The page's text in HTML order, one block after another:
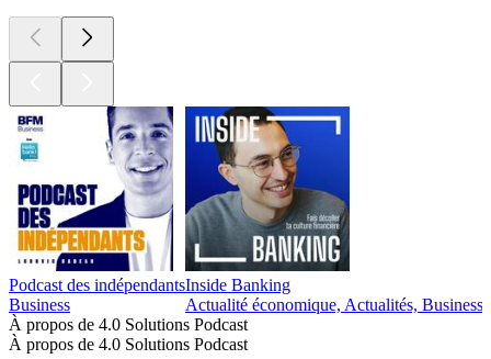
Podcast des indépendants
Business
Inside Banking
Actualité économique, Actualités, Business,
À propos de 4.0 Solutions Podcast
À propos de 4.0 Solutions Podcast